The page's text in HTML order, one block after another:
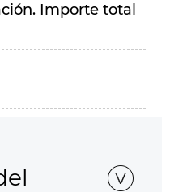
Importe total